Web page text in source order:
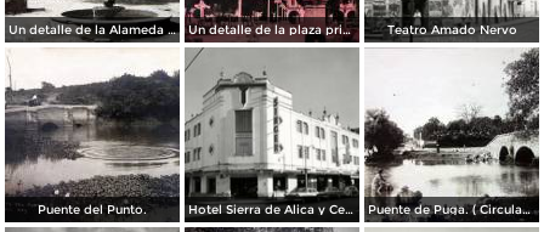
Un detalle de la Alameda ( Circulada el 28 de Junio de 1940 ). Un detalle de la plaza principal ( Circulada el 5 de Junio de 1945 ). Teatro Amado Nervo
Puente del Punto. Hotel Sierra de Alica y Centro de costura Singer Puente de Puga. ( Circulada el 22 de Mayo de 1920 ).